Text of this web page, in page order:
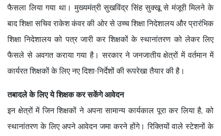
फैसला लिया गया था। मुख्यमंत्री सुखविंद्र सिंह सुक्खू से मंजूरी मिलने के
बाद शिक्षा सचिव राकेश कंवर की ओर से उच्च शिक्षा निदेशालय और प्रारंभिक
शिक्षा निदेशालय को पत्र जारी कर शिक्षकों के स्थानांतरण को लेकर लिए
फैसले से अवगत कराया गया है। सरकार ने जनजातीय क्षेत्रों में वर्तमान में
कार्यरत शिक्षकों के लिए नए दिशा-निर्देशों की रूपरेखा तैयार की है।
तबादले के लिए ये शिक्षक कर सकेंगे आवेदन
इन क्षेत्रों में जिन शिक्षकों ने अपना सामान्य कार्यकाल पूरा कर लिया है, को
स्थानांतरण के लिए अपने आवेदन जमा करने होंगे। रिक्तियों वाले स्टेशनों के